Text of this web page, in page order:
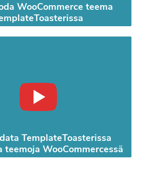
WooCommerce teema
TemplateToasterissa
teemoja WooCommercessä